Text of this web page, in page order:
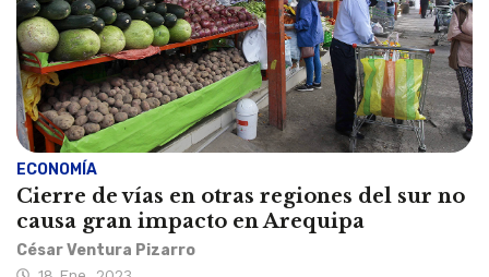
ECONOMÍA
Cierre de vías en otras regiones del sur no
causa gran impacto en Arequipa
César Ventura Pizarro